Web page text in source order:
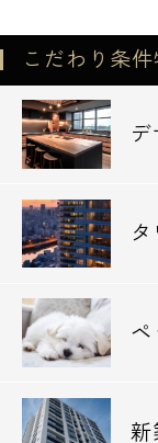
こだわり条
新